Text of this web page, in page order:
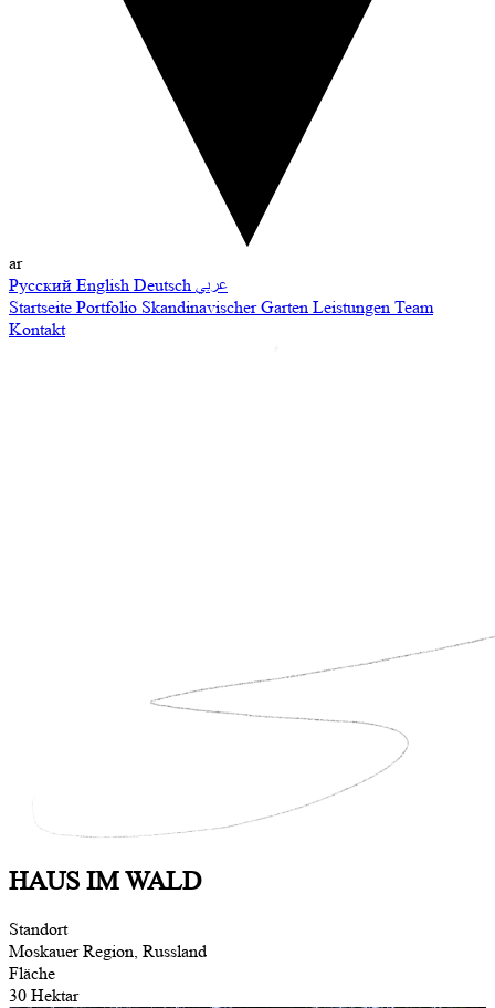
ar
Русский English Deutsch عربي
Startseite Portfolio Skandinavischer Garten Leistungen Team
Kontakt
HAUS IM WALD
Standort
Moskauer Region, Russland
Fläche
30 Hektar